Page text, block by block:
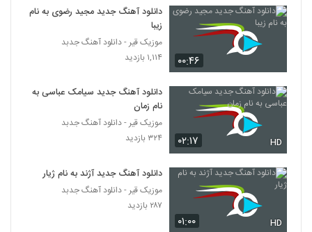
۰۰:۴۶
دانلود آهنگ جدید مجید رضوی به نام
زیبا
موزیک قیر - دانلود آهنگ جدبد
۱,۱۱۴ بازدید
۰۲:۱۷ HD
دانلود آهنگ جدید سیامک عباسی به
نام زمان
موزیک قیر - دانلود آهنگ جدبد
۳۲۴ بازدید
۰۱:۰۰ HD
دانلود آهنگ جدید آژند به نام ژیار
موزیک قیر - دانلود آهنگ جدبد
۲۸۷ بازدید